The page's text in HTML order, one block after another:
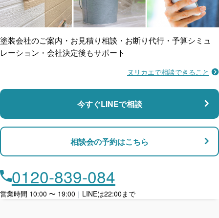
ご近所トラブルに
賠償保険
支払い対応
ローン利用
防水工事
マンション・アパート対応
店舗・事務所対応
塗装会社のご案内・お見積り相談・お断り代行・予算シミュ
レーション・会社決定後もサポート
ヌリカエで相談できること
今すぐLINEで相談
相談会の予約はこちら
0120-839-084
営業時間 10:00 〜 19:00 ｜ LINEは22:00まで